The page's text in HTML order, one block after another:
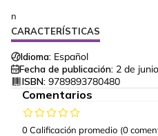
n
CARACTERÍSTICAS
Idioma: Español
Fecha de publicación: 2 de
ISBN: 9789893780480
Comentarios
0 Calificación promedio (0